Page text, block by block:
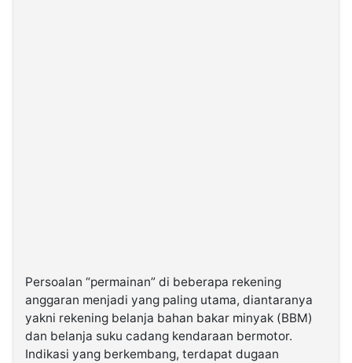
Persoalan “permainan” di beberapa rekening
anggaran menjadi yang paling utama, diantaranya
yakni rekening belanja bahan bakar minyak (BBM)
dan belanja suku cadang kendaraan bermotor.
Indikasi yang berkembang, terdapat dugaan